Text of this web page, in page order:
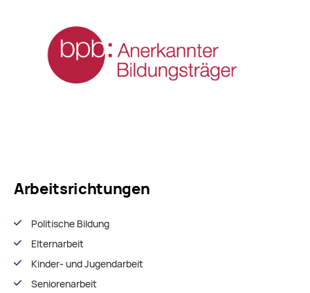
Arbeitsrichtungen
Politische Bildung
Elternarbeit
Kinder- und Jugendarbeit
Seniorenarbeit